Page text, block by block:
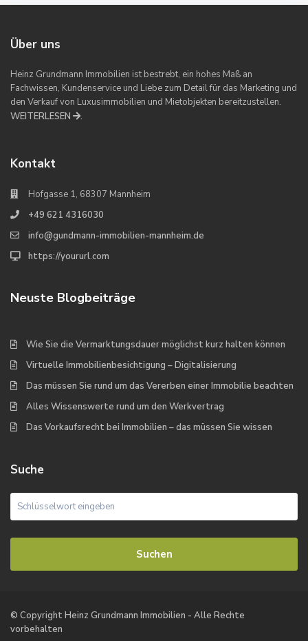
Über uns
Heinz Grundmann Immobilien ist bestrebt, ein hohes Maß an
Fachwissen, Kundenservice und Liebe zum Detail für das Marketing und
den Verkauf von Luxusimmobilien und Mietobjekten bereitzustellen.
WEITERLESEN
.
Kontakt
Hofgasse 1, 68307 Mannheim
+49 621 4316030
info@gundmann-immobilien-mannheim.de
https://yoururl.com
Neuste Blogbeiträge
Wie Sie die Vermarktungsdauer möglichst kurz halten können
Virtuelle Immobilienbesichtigung – Digitalisierung
Das müssen Sie rund um das Vererben einer Immobilie beachten
Alles Wissenswerte rund um den Werkvertrag
Das Vorkaufsrecht bei Immobilien – das müssen Sie wissen
Suche
Suchen
© Copyright Heinz Grundmann Immobilien - Alle Rechte
vorbehalten